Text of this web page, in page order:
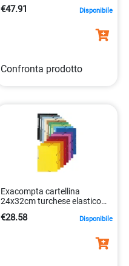
3157401034008
€47.91 Disponibile
Confronta prodotto
Exacompta cartellina
24x32cm turchese elastico
€28.58 Disponibile